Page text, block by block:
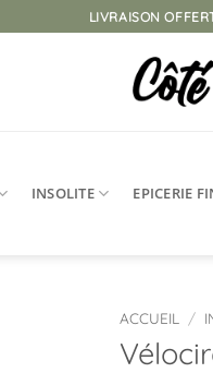
LIVRAISON
INSOLITE EPICERIE
ACCUEIL /